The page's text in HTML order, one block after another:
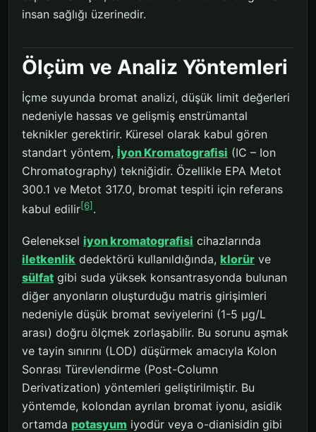
insan sağlığı üzerinedir.
Ölçüm ve Analiz Yöntemleri
İçme suyunda bromat analizi, düşük limit değerleri
nedeniyle hassas ve gelişmiş enstrümantal
teknikler gerektirir. Küresel olarak kabul gören
standart yöntem, İyon Kromatografisi (IC – Ion
Chromatography) tekniğidir. Özellikle EPA Metot
300.1 ve Metot 317.0, bromat tespiti için referans
kabul edilir[6] .
Geleneksel iyon kromatografisi cihazlarında
iletkenlik dedektörü kullanıldığında, klorür ve
sülfat gibi suda yüksek konsantrasyonda bulunan
diğer anyonların oluşturduğu matris girişimleri
nedeniyle düşük bromat seviyelerini (1-5 µg/L
arası) doğru ölçmek zorlaşabilir. Bu sorunu aşmak
ve tayin sınırını (LOD) düşürmek amacıyla Kolon
Sonrası Türevlendirme (Post-Column
Derivatization) yöntemleri geliştirilmiştir. Bu
yöntemde, kolondan ayrılan bromat iyonu, asidik
ortamda potasyum iyodür veya o-dianisidin gibi